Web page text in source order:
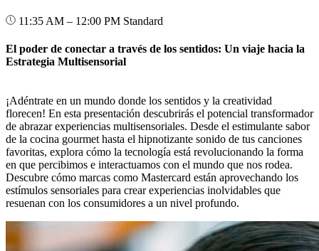
11:35 AM – 12:00 PM Standard
El poder de conectar a través de los sentidos: Un viaje hacia la
Estrategia Multisensorial
¡Adéntrate en un mundo donde los sentidos y la creatividad
florecen! En esta presentación descubrirás el potencial transformador
de abrazar experiencias multisensoriales. Desde el estimulante sabor
de la cocina gourmet hasta el hipnotizante sonido de tus canciones
favoritas, explora cómo la tecnología está revolucionando la forma
en que percibimos e interactuamos con el mundo que nos rodea.
Descubre cómo marcas como Mastercard están aprovechando los
estímulos sensoriales para crear experiencias inolvidables que
resuenan con los consumidores a un nivel profundo.